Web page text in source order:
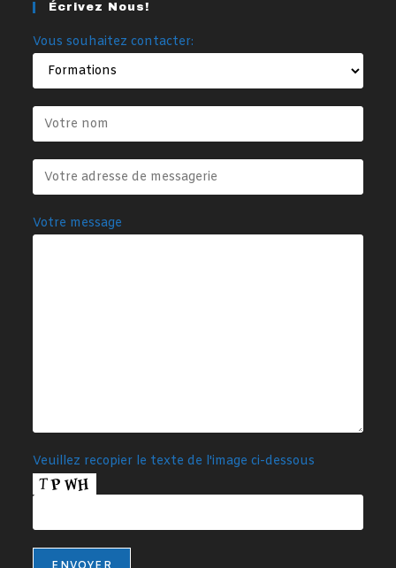
Écrivez Nous!
Vous souhaitez contacter:
Votre message
Veuillez recopier le texte de l'image ci-dessous